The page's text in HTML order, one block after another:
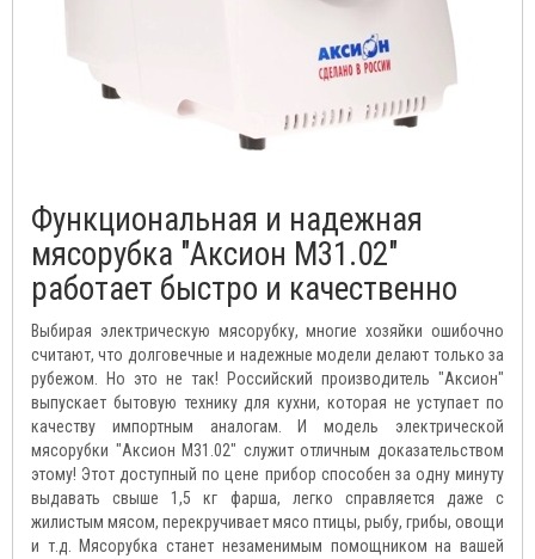
Функциональная и надежная
мясорубка "Аксион М31.02"
работает быстро и качественно
Выбирая электрическую мясорубку, многие хозяйки ошибочно
считают, что долговечные и надежные модели делают только за
рубежом. Но это не так! Российский производитель "Аксион"
выпускает бытовую технику для кухни, которая не уступает по
качеству импортным аналогам. И модель электрической
мясорубки "Аксион М31.02" служит отличным доказательством
этому! Этот доступный по цене прибор способен за одну минуту
выдавать свыше 1,5 кг фарша, легко справляется даже с
жилистым мясом, перекручивает мясо птицы, рыбу, грибы, овощи
и т.д. Мясорубка станет незаменимым помощником на вашей